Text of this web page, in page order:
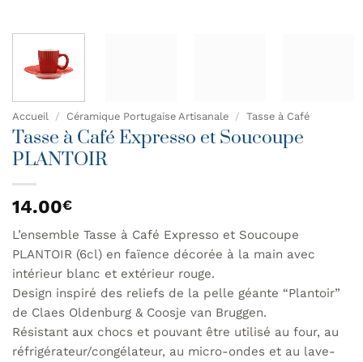
Accueil / Céramique Portugaise Artisanale / Tasse à Café
Tasse à Café Expresso et Soucoupe
PLANTOIR
14.00€
L’ensemble Tasse à Café Expresso et Soucoupe
PLANTOIR (6cl) en faïence décorée à la main avec
intérieur blanc et extérieur rouge.
Design inspiré des reliefs de la pelle géante “Plantoir”
de Claes Oldenburg & Coosje van Bruggen.
Résistant aux chocs et pouvant être utilisé au four, au
réfrigérateur/congélateur, au micro-ondes et au lave-